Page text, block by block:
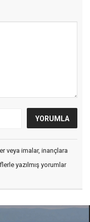
veya imalar, inançlara
yazılmış yorumlar